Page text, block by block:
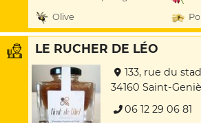
Olive
LE RUCHER DE LÉO
133, rue du
34160 Saint-
06 12 29 06 81